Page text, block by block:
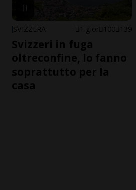
SVIZZERA 1 gior 100 139
Svizzeri in fuga
oltreconfine, lo fanno
soprattutto per la
casa